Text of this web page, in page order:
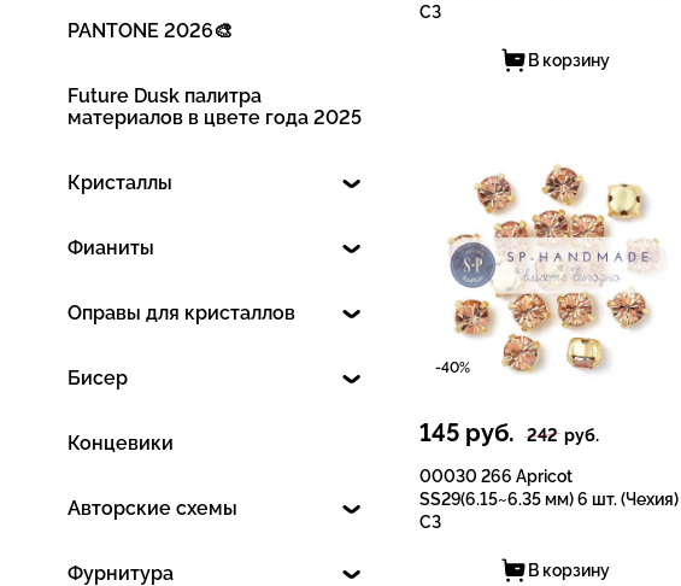
PANTONE 2026🎨
Future Dusk палитра
материалов в цвете года 2025
Кристаллы
Фианиты
Оправы для кристаллов
Бисер
Концевики
Авторские схемы
Фурнитура
СЗ
В корзину
-40%
145 руб. 242 руб.
00030 266 Apricot
SS29(6.15~6.35 мм) 6 шт. (Чехия)
СЗ
В корзину